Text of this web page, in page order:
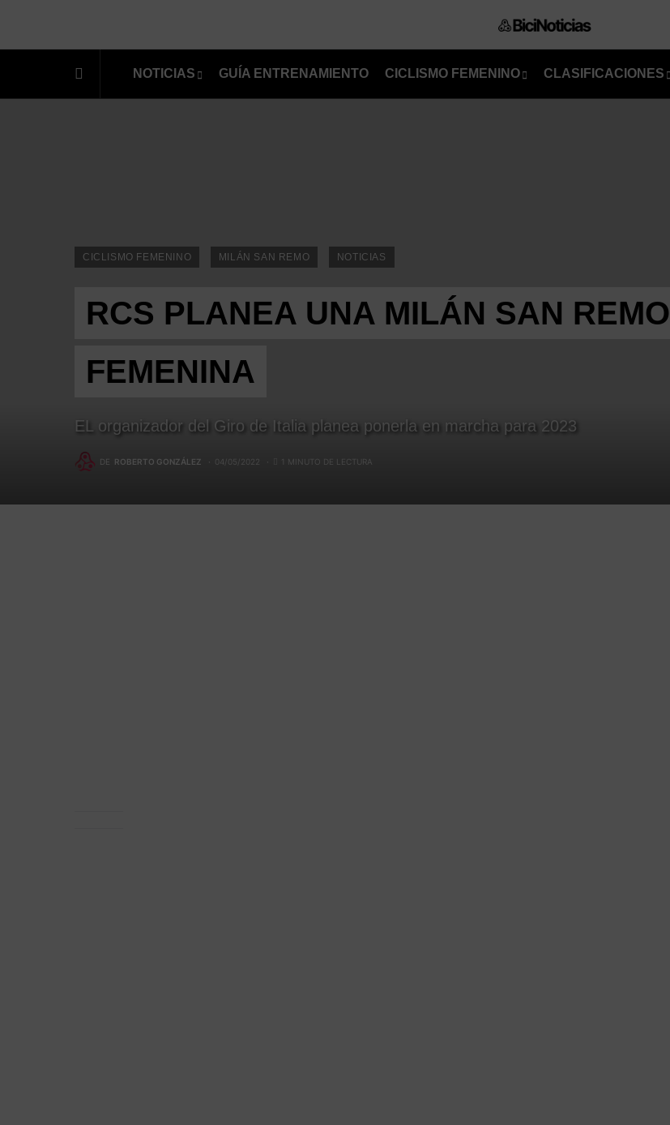
NOTICIAS GUÍA ENTRENAMIENTO CICLISMO FEMENINO CLASIFICACIONES
CICLISMO FEMENINO MILÁN SAN REMO NOTICIAS
RCS PLANEA UNA MILÁN SAN REMO
FEMENINA
EL organizador del Giro de Italia planea ponerla en marcha para 2023
DE ROBERTO GONZÁLEZ 04/05/2022 1 MINUTO DE LECTURA